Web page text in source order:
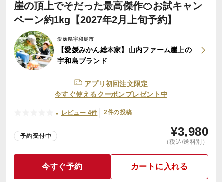
崖の頂上でそだった最高傑作🍊お試キャン
ペーン約1kg【2027年2月上旬予約】
愛媛県宇和島市
【愛媛みかん総本家】山内ファーム崖上の
宇和島ブランド
アプリ初回注文限定
今すぐ使えるクーポンプレゼント中
- レビュー 4件 2件の投稿
予約受付中 ¥3,980
（税込/送料別）
今すぐ予約 カートに入れる